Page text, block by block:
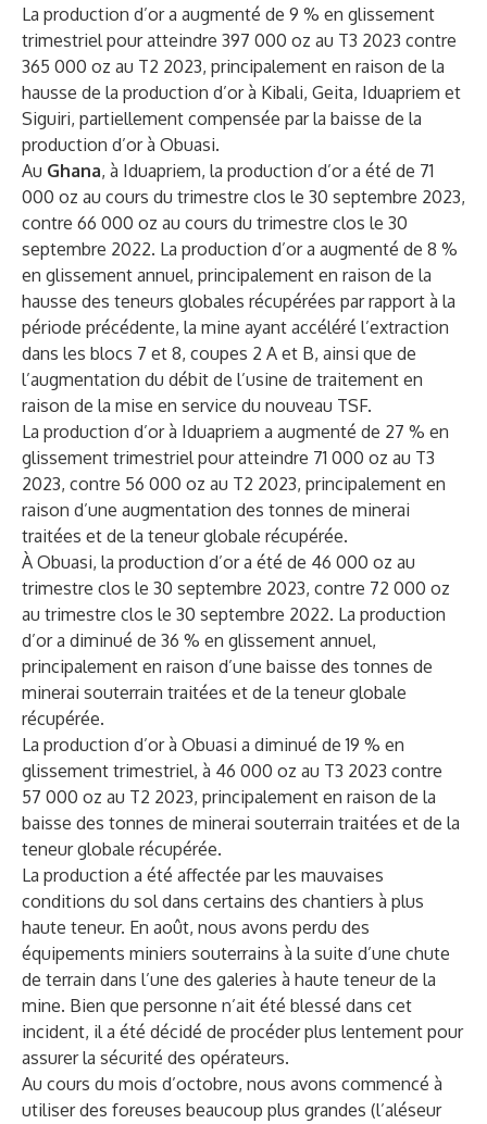
La production d’or a augmenté de 9 % en glissement
trimestriel pour atteindre 397 000 oz au T3 2023 contre
365 000 oz au T2 2023, principalement en raison de la
hausse de la production d’or à Kibali, Geita, Iduapriem et
Siguiri, partiellement compensée par la baisse de la
production d’or à Obuasi.
Au Ghana, à Iduapriem, la production d’or a été de 71
000 oz au cours du trimestre clos le 30 septembre 2023,
contre 66 000 oz au cours du trimestre clos le 30
septembre 2022. La production d’or a augmenté de 8 %
en glissement annuel, principalement en raison de la
hausse des teneurs globales récupérées par rapport à la
période précédente, la mine ayant accéléré l’extraction
dans les blocs 7 et 8, coupes 2 A et B, ainsi que de
l’augmentation du débit de l’usine de traitement en
raison de la mise en service du nouveau TSF.
La production d’or à Iduapriem a augmenté de 27 % en
glissement trimestriel pour atteindre 71 000 oz au T3
2023, contre 56 000 oz au T2 2023, principalement en
raison d’une augmentation des tonnes de minerai
traitées et de la teneur globale récupérée.
À Obuasi, la production d’or a été de 46 000 oz au
trimestre clos le 30 septembre 2023, contre 72 000 oz
au trimestre clos le 30 septembre 2022. La production
d’or a diminué de 36 % en glissement annuel,
principalement en raison d’une baisse des tonnes de
minerai souterrain traitées et de la teneur globale
récupérée.
La production d’or à Obuasi a diminué de 19 % en
glissement trimestriel, à 46 000 oz au T3 2023 contre
57 000 oz au T2 2023, principalement en raison de la
baisse des tonnes de minerai souterrain traitées et de la
teneur globale récupérée.
La production a été affectée par les mauvaises
conditions du sol dans certains des chantiers à plus
haute teneur. En août, nous avons perdu des
équipements miniers souterrains à la suite d’une chute
de terrain dans l’une des galeries à haute teneur de la
mine. Bien que personne n’ait été blessé dans cet
incident, il a été décidé de procéder plus lentement pour
assurer la sécurité des opérateurs.
Au cours du mois d’octobre, nous avons commencé à
utiliser des foreuses beaucoup plus grandes (l’aléseur